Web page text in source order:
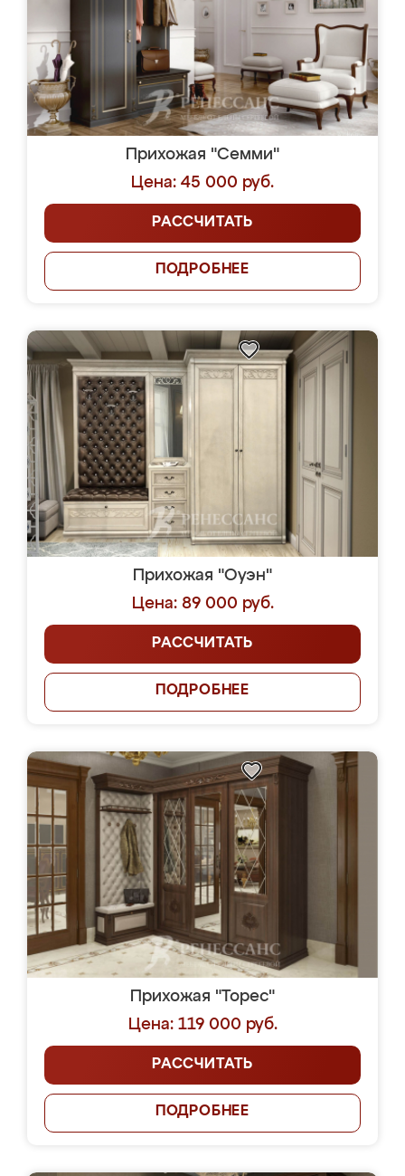
Прихожая "Семми"
Цена: 45 000 руб.
РАССЧИТАТЬ
ПОДРОБНЕЕ
Прихожая "Оуэн"
Цена: 89 000 руб.
РАССЧИТАТЬ
ПОДРОБНЕЕ
Прихожая "Торес"
Цена: 119 000 руб.
РАССЧИТАТЬ
ПОДРОБНЕЕ